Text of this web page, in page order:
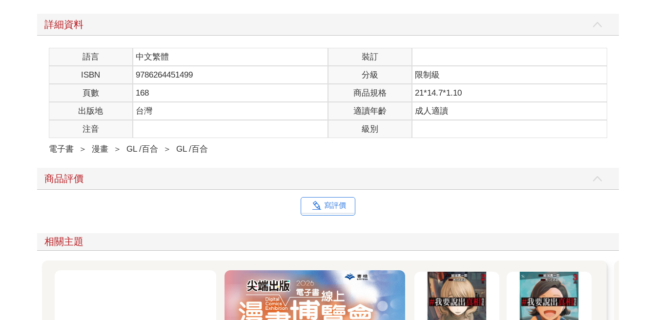
詳細資料
語言 中文繁體
裝訂
ISBN
9786264451499 分級
限制級
頁數
168 商品規格
21*14.7*1.10
出版地
台灣 適讀年齡
成人適讀
注音
級別
電子書 ＞ 漫畫 ＞ GL /百合 ＞ GL /百合
商品評價
寫評價
相關主題